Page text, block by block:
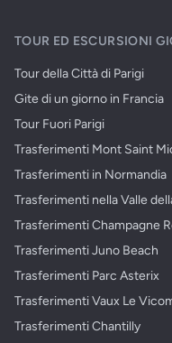
TOUR ED ESCURSIONI
Tour della Città di Parigi
Gite di un giorno in Francia
Tour Fuori Parigi
Trasferimenti Mont Saint
Trasferimenti in Normandia
Trasferimenti nella Valle
Trasferimenti Champagne
Trasferimenti Juno Beach
Trasferimenti Parc Asterix
Trasferimenti Vaux Le
Trasferimenti Chantilly